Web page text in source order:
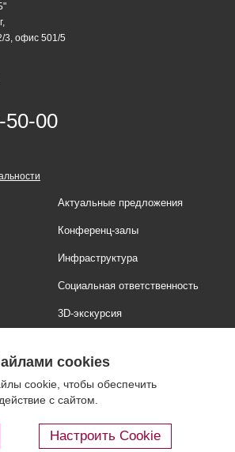
3, офис 501/5
50-00
Актуальные предложения
Конференц-залы
Инфраструктура
Социальная ответственность
3D-экскурсия
Блог
cookies
cookie, чтобы обеспечить
с сайтом.
Настроить Cookie